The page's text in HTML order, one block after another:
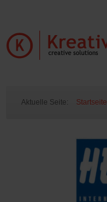
Aktuelle Seite: Startseite